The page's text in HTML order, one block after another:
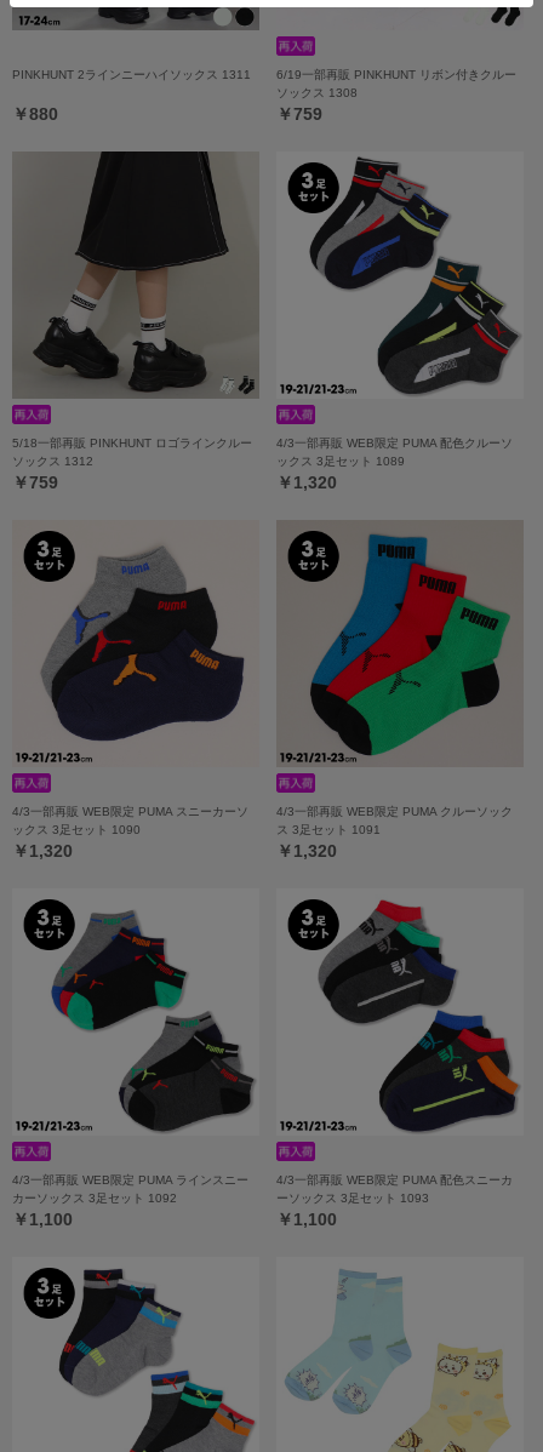
PINKHUNT 2ラインニーハイソックス 1311
￥880
6/19一部再販 PINKHUNT リボン付きクルー
ソックス 1308
￥759
5/18一部再販 PINKHUNT ロゴラインクルー
ソックス 1312
￥759
4/3一部再販 WEB限定 PUMA 配色クルーソ
ックス 3足セット 1089
￥1,320
4/3一部再販 WEB限定 PUMA スニーカーソ
ックス 3足セット 1090
￥1,320
4/3一部再販 WEB限定 PUMA クルーソック
ス 3足セット 1091
￥1,320
4/3一部再販 WEB限定 PUMA ラインスニー
カーソックス 3足セット 1092
￥1,100
4/3一部再販 WEB限定 PUMA 配色スニーカ
ーソックス 3足セット 1093
￥1,100